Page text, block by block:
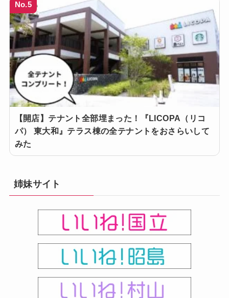
No.5
【開店】テナント全部埋まった！『LICOPA（リコ
パ） 東大和』テラス棟の全テナントをおさらいして
みた
姉妹サイト